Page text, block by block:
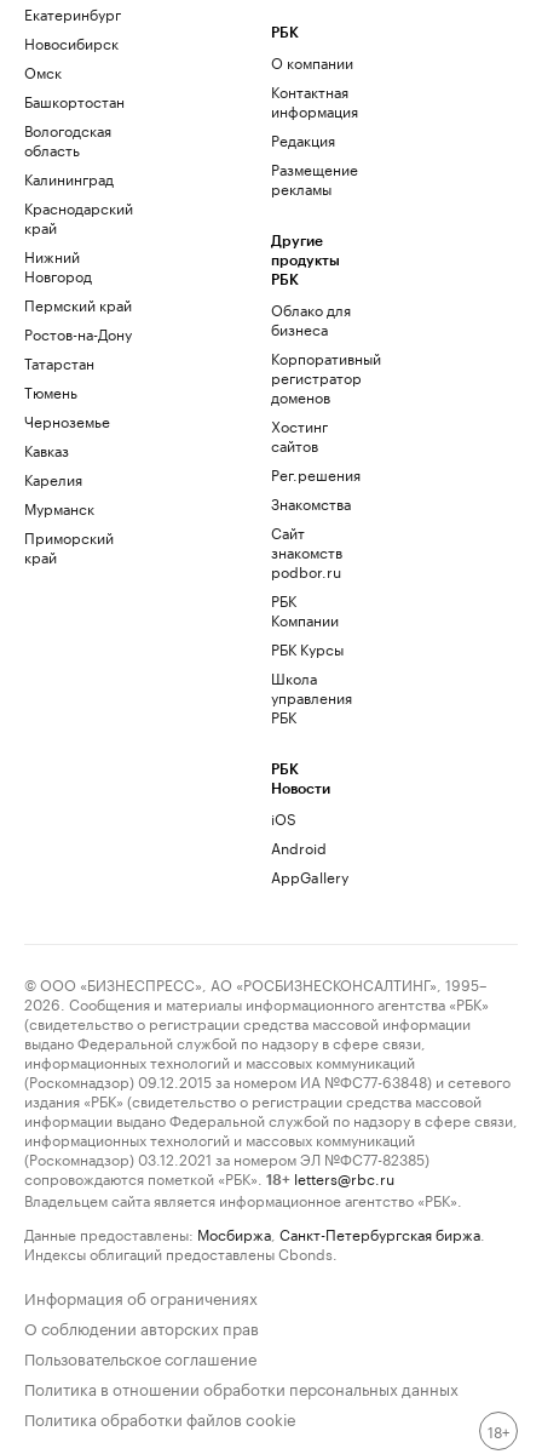
Екатеринбург
Новосибирск
Омск
Башкортостан
Вологодская
область
Калининград
Краснодарский
край
Нижний
Новгород
Пермский край
Ростов-на-Дону
Татарстан
Тюмень
Черноземье
Кавказ
Карелия
Мурманск
Приморский
край
РБК
О компании
Контактная
информация
Редакция
Размещение
рекламы
Другие
продукты
РБК
Облако для
бизнеса
Корпоративный
регистратор
доменов
Хостинг
сайтов
Рег.решения
Знакомства
Сайт
знакомств
podbor.ru
РБК
Компании
РБК Курсы
Школа
управления
РБК
РБК
Новости
iOS
Android
AppGallery
© ООО «БИЗНЕСПРЕСС», АО «РОСБИЗНЕСКОНСАЛТИНГ», 1995–
2026. Сообщения и материалы информационного агентства «РБК»
(свидетельство о регистрации средства массовой информации
выдано Федеральной службой по надзору в сфере связи,
информационных технологий и массовых коммуникаций
(Роскомнадзор) 09.12.2015 за номером ИА №ФС77-63848) и сетевого
издания «РБК» (свидетельство о регистрации средства массовой
информации выдано Федеральной службой по надзору в сфере связи,
информационных технологий и массовых коммуникаций
(Роскомнадзор) 03.12.2021 за номером ЭЛ №ФС77-82385)
сопровождаются пометкой «РБК».
18+ letters@rbc.ru
Владельцем сайта является информационное агентство «РБК».
Данные предоставлены: Мосбиржа Санкт-Петербургская биржа
Индексы облигаций предоставлены Cbonds.
Информация об ограничениях
О соблюдении авторских прав
Пользовательское соглашение
Политика в отношении обработки персональных данных
Политика обработки файлов cookie
18+